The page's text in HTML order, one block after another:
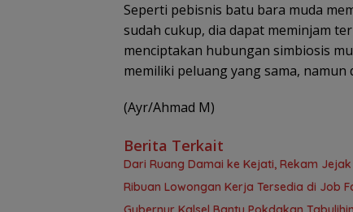
Seperti pebisnis batu bara muda
sudah cukup, dia dapat meminjam
menciptakan hubungan simbiosis
memiliki peluang yang sama, namun
(Ayr/Ahmad M)
Berita Terkait
Dari Ruang Damai ke Kejati, Rekam
Ribuan Lowongan Kerja Tersedia di Job